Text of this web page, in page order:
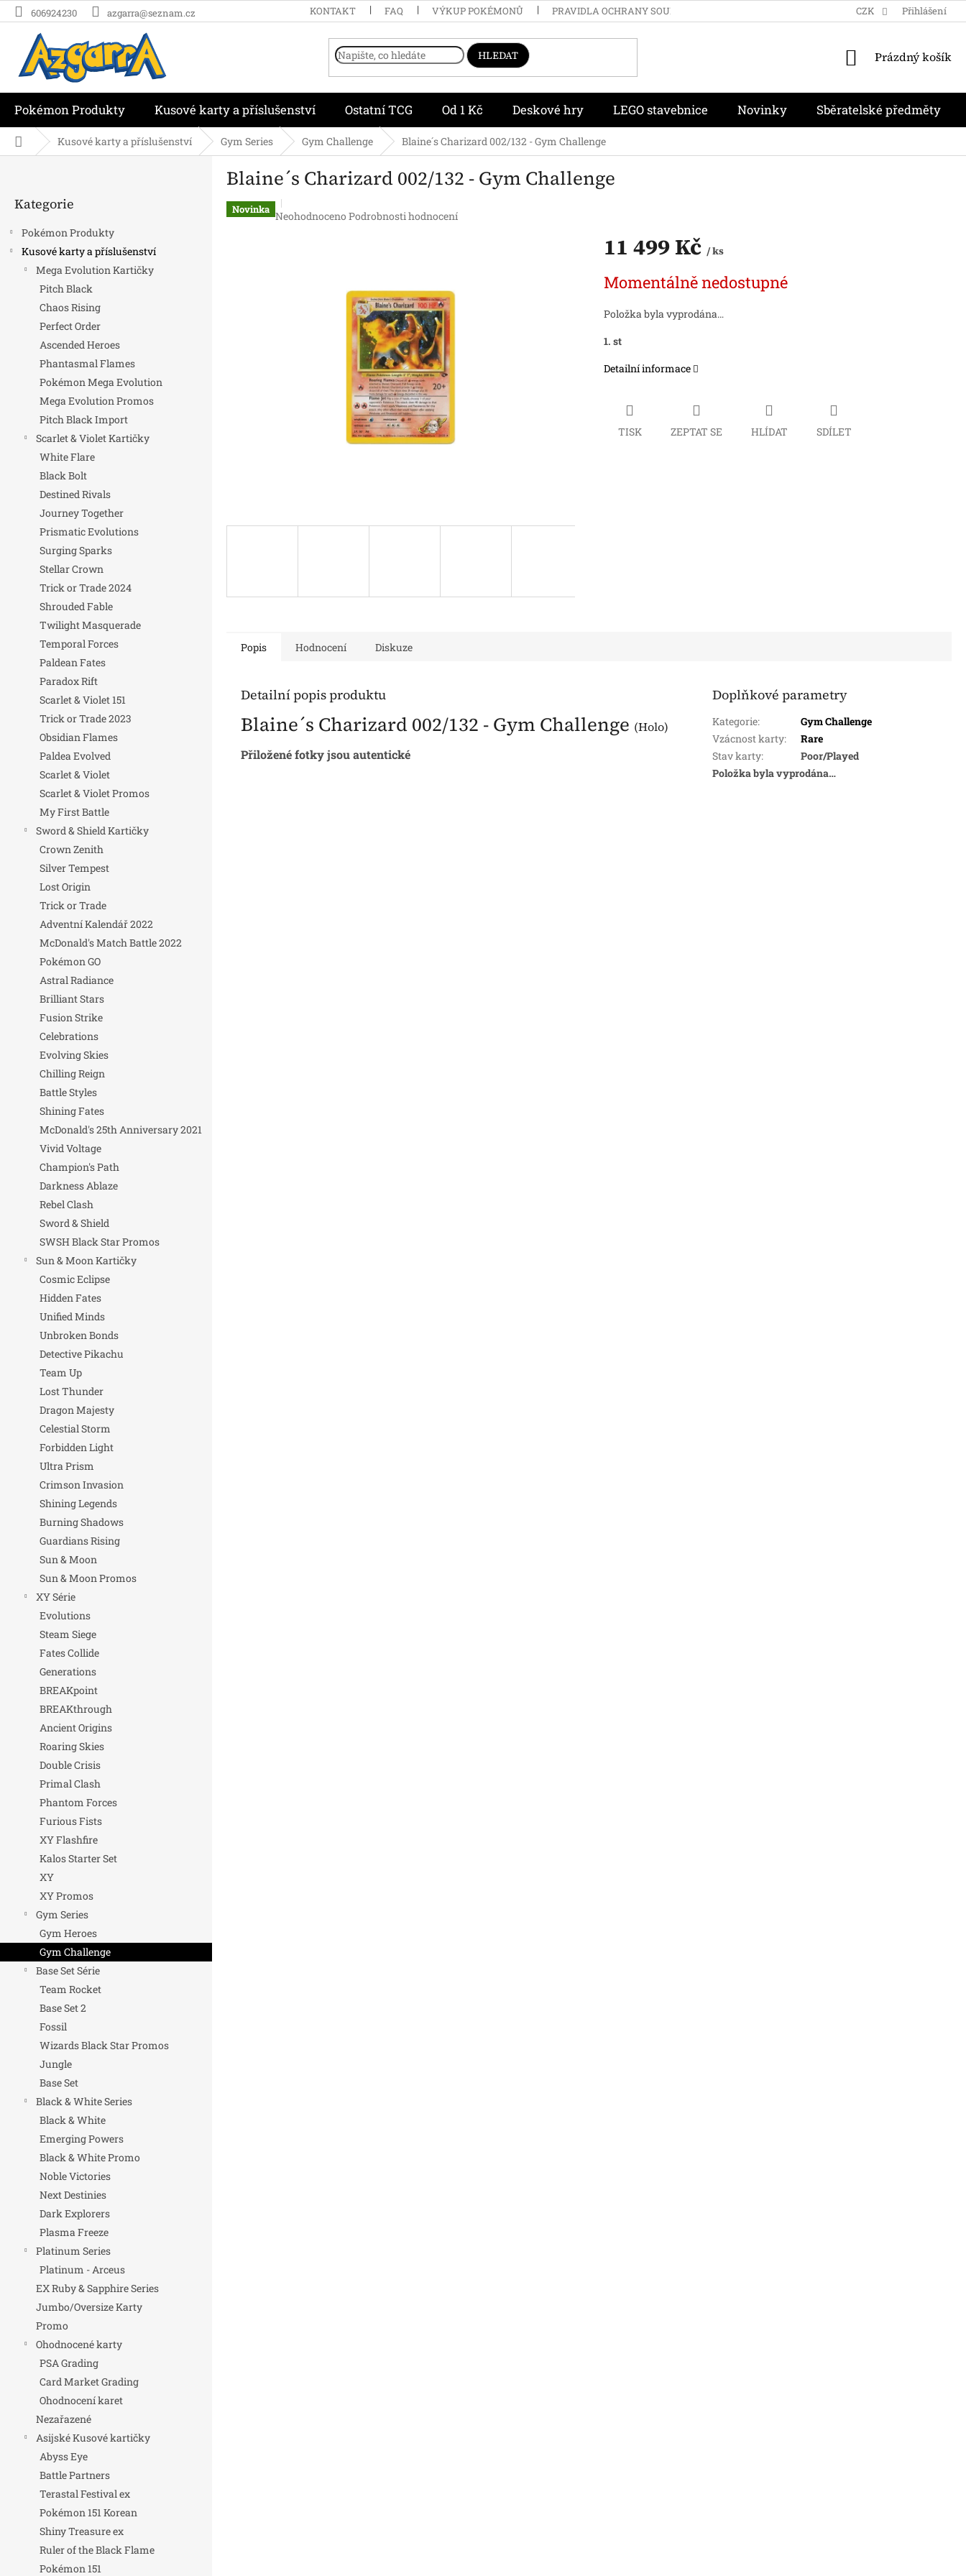
Přejít
na
606924230 azgarra@seznam.cz KONTAKT FAQ VÝKUP POKÉMONŮ PRAVIDLA OCHRANY SOUKROMÍ MOJE OBJEDNÁVKA
CZK Přihlášení
HLEDAT
NÁKUPNÍ
Prázdný košík
Pokémon Produkty Kusové karty a příslušenství Ostatní TCG Od 1 Kč Deskové hry LEGO stavebnice Novinky Sběratelské předměty
Domů Kusové karty a příslušenství Gym Series Gym Challenge Blaine´s Charizard 002/132 - Gym Challenge
kategorie
Kategorie
Pokémon Produkty
Kusové karty a příslušenství
Mega Evolution Kartičky
Pitch Black
Chaos Rising
Perfect Order
Ascended Heroes
Phantasmal Flames
Pokémon Mega Evolution
Mega Evolution Promos
Pitch Black Import
Scarlet & Violet Kartičky
White Flare
Black Bolt
Destined Rivals
Journey Together
Prismatic Evolutions
Surging Sparks
Stellar Crown
Trick or Trade 2024
Shrouded Fable
Twilight Masquerade
Temporal Forces
Paldean Fates
Paradox Rift
Scarlet & Violet 151
Trick or Trade 2023
Obsidian Flames
Paldea Evolved
Scarlet & Violet
Scarlet & Violet Promos
My First Battle
Sword & Shield Kartičky
Crown Zenith
Silver Tempest
Lost Origin
Trick or Trade
Adventní Kalendář 2022
McDonald's Match Battle 2022
Pokémon GO
Astral Radiance
Brilliant Stars
Fusion Strike
Celebrations
Evolving Skies
Chilling Reign
Battle Styles
Shining Fates
McDonald's 25th Anniversary 2021
Vivid Voltage
Champion's Path
Darkness Ablaze
Rebel Clash
Sword & Shield
SWSH Black Star Promos
Sun & Moon Kartičky
Cosmic Eclipse
Hidden Fates
Unified Minds
Unbroken Bonds
Detective Pikachu
Team Up
Lost Thunder
Dragon Majesty
Celestial Storm
Forbidden Light
Ultra Prism
Crimson Invasion
Shining Legends
Burning Shadows
Guardians Rising
Sun & Moon
Sun & Moon Promos
XY Série
Evolutions
Steam Siege
Fates Collide
Generations
BREAKpoint
BREAKthrough
Ancient Origins
Roaring Skies
Double Crisis
Primal Clash
Phantom Forces
Furious Fists
XY Flashfire
Kalos Starter Set
XY
XY Promos
Gym Series
Gym Heroes
Gym Challenge
Base Set Série
Team Rocket
Base Set 2
Fossil
Wizards Black Star Promos
Jungle
Base Set
Black & White Series
Black & White
Emerging Powers
Black & White Promo
Noble Victories
Next Destinies
Dark Explorers
Plasma Freeze
Platinum Series
Platinum - Arceus
EX Ruby & Sapphire Series
Jumbo/Oversize Karty
Promo
Ohodnocené karty
PSA Grading
Card Market Grading
Ohodnocení karet
Nezařazené
Asijské Kusové kartičky
Abyss Eye
Battle Partners
Terastal Festival ex
Pokémon 151 Korean
Shiny Treasure ex
Ruler of the Black Flame
Pokémon 151
Blaine´s Charizard 002/132 - Gym Challenge
Novinka Průměrné
Neohodnoceno Podrobnosti hodnocení
11 499 Kč / ks
cena:
Momentálně nedostupné
Položka byla vyprodána…
1. st
Detailní informace
TISK ZEPTAT SE HLÍDAT SDÍLET
Popis Hodnocení Diskuze
Detailní popis produktu
Blaine´s Charizard 002/132 - Gym Challenge (Holo)
Přiložené fotky jsou autentické
Doplňkové parametry
Kategorie:
Gym Challenge
Vzácnost karty:
Rare
Stav karty:
Poor/Played
Položka byla vyprodána…